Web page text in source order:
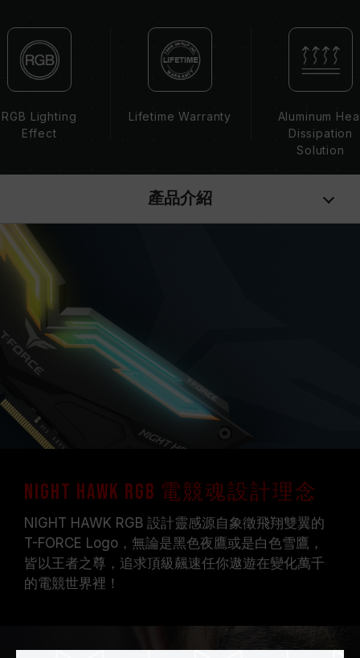
XMP 2.0 需由使用者手動啟用，部分主機板可能
無法達到標示頻率，最終運行頻率受限於系統設
定。
超頻行為（如啟用 XMP2.0 設定）屬於非 JEDEC
統不穩定，請回復 BIOS 預設值。
記憶體模組的標示頻率為最高可達頻率，並非所有
（XMP2.0），否則記憶體可能無法達到標示的超
頻頻率。
十銓科技的記憶體模組皆在正常電壓情況下進行驗
證，若有處理器或主機板故障狀況，請聯繫處理器
或主機板相關售後服務。
RGB Lighting
Effect
Lifetime Warranty
Aluminum
Dissipation
Solution
產品介紹
NIGHT HAWK RGB 電競魂設計理念
NIGHT HAWK RGB 設計靈感源自象徵飛翔雙翼的
T-FORCE Logo，無論是黑色夜鷹或是白色雪鷹，
皆以王者之尊，追求頂級飆速任你遨遊在變化萬千
的電競世界裡！